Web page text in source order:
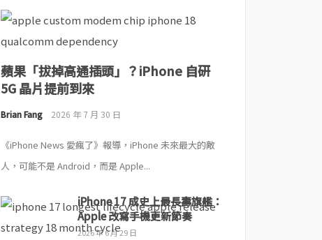
蘋果「拔掉高通插頭」？iPhone 自研
5G 晶片提前到來
Brian Fang 2026 年 7 月 30 日
《iPhone News 愛瘋了》報導，iPhone 未來最大的敵
人，可能不是 Android，而是 Apple...
iPhone 17 成史上最長壽旗艦：
Apple 改寫手機更新節奏
2026 年 6 月 29 日